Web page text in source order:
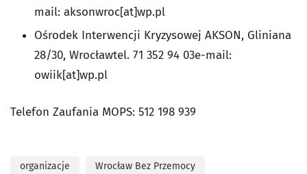
mail: aksonwroc[at]wp.pl
Ośrodek Interwencji Kryzysowej AKSON, Gliniana
28/30, Wrocławtel. 71 352 94 03e-mail:
owiik[at]wp.pl
Telefon Zaufania MOPS: 512 198 939
organizacje Wrocław Bez Przemocy